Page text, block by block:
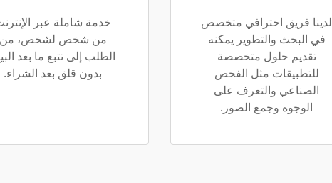
لدينا فريق احترافي متخصص
في البحث والتطوير يمكنه
تقديم حلول متخصصة
للتطبيقات مثل الفحص
الصناعي والتعرف على
الوجوه وجمع الصور.
خدمة شاملة عبر
من شخص لشخص، من
الطلب إلى تتبع ما بعد
بدون قلق بعد الشراء.